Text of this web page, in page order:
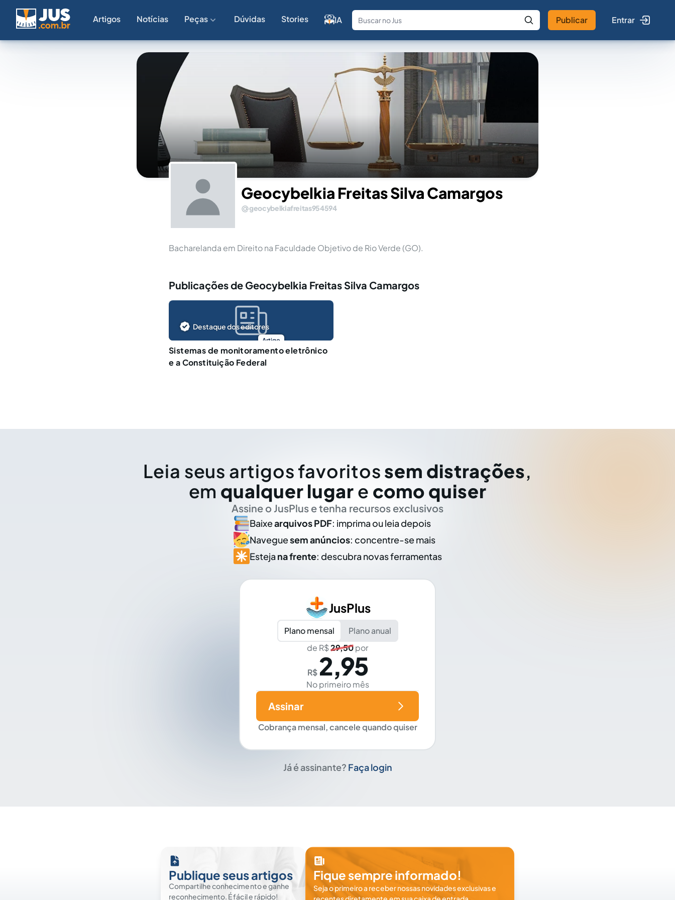
Artigos Notícias Peças Dúvidas Stories IA
Fale com a IA Buscar no Jus
Publicar Entrar
Geocybelkia Freitas Silva Camargos
geocybelkiafreitas954594
Bacharelanda em Direito na Faculdade Objetivo de Rio Verde (GO).
Publicações de Geocybelkia Freitas Silva Camargos
Artigo
Destaque dos editores
Sistemas de monitoramento eletrônico
e a Constituição Federal
Leia seus artigos favoritos sem distrações,
em qualquer lugar e como quiser
Assine o JusPlus e tenha recursos exclusivos
Baixearquivos PDF: imprima ou leia depois
Naveguesem anúncios: concentre-se mais
Esteja na frente: descubra novas ferramentas
JusPlus
Plano mensal
Plano anual
de R$29,50por
R$ 2,95
No primeiro mês
Cobrança mensal, cancele quando quiser
Assinar
Já é assinante? Faça login
Publique seus artigos
Compartilhe conhecimento e ganhe
reconhecimento. É fácil e rápido!
Fique sempre informado!
Seja o primeiro a receber nossas novidades exclusivas e